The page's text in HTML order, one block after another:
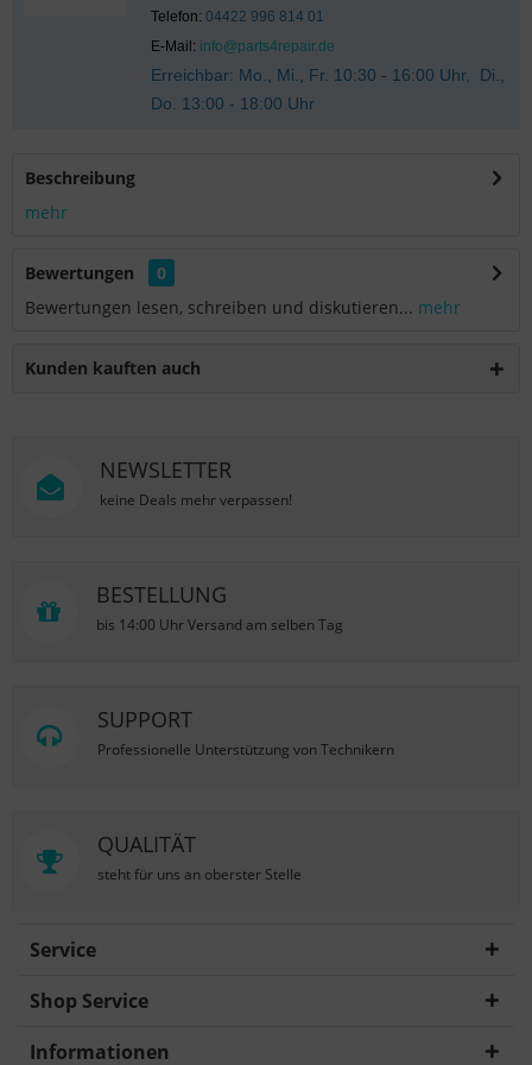
Telefon: 04422 996 814 01
E-Mail: info@parts4repair.de
Erreichbar: Mo., Mi., Fr. 10:30 - 16:00 Uhr, Di.,
Do. 13:00 - 18:00 Uhr
Beschreibung
mehr
Bewertungen
0
Bewertungen lesen, schreiben und diskutieren... mehr
Kunden kauften auch
NEWSLETTER
keine Deals mehr verpassen!
BESTELLUNG
bis 14:00 Uhr Versand am selben Tag
SUPPORT
Professionelle Unterstützung von Technikern
QUALITÄT
steht für uns an oberster Stelle
Service
Shop Service
Informationen